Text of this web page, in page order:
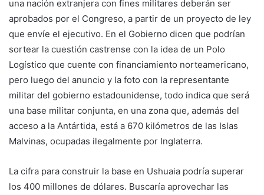
una nación extranjera con fines militares deberán ser
aprobados por el Congreso, a partir de un proyecto de ley
que envíe el ejecutivo. En el Gobierno dicen que podrían
sortear la cuestión castrense con la idea de un Polo
Logístico que cuente con financiamiento norteamericano,
pero luego del anuncio y la foto con la representante
militar del gobierno estadounidense, todo indica que será
una base militar conjunta, en una zona que, además del
acceso a la Antártida, está a 670 kilómetros de las Islas
Malvinas, ocupadas ilegalmente por Inglaterra.
La cifra para construir la base en Ushuaia podría superar
los 400 millones de dólares. Buscaría aprovechar las